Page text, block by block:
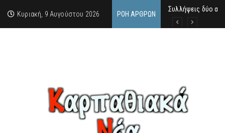
Κυριακή, 9 Αυγούστου 2026 ΡΟΉ ΆΡΘΡΩΝ
Συλλήψεις δύο
Σαν σήμερα,
Η «Πρόοδος»